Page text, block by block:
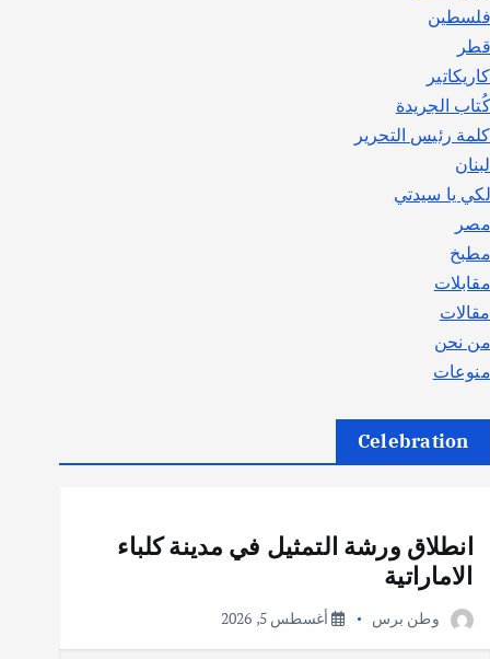
فلسطين
قطر
كاريكاتير
كُتاب الجريدة
كلمة رئيس التحرير
لبنان
لكي يا سيدتي
مصر
مطبخ
مقابلات
مقالات
من نحن
منوعات
Celebration
انطلاق ورشة التمثيل في مدينة كلباء
الاماراتية
وطن برس أغسطس 5, 2026